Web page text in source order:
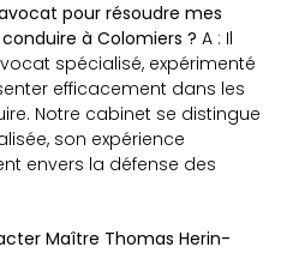
pour résoudre mes
à Colomiers ? A : Il
spécialisé, expérimenté
efficacement dans les
Notre cabinet se distingue
son expérience
envers la défense des
Maître Thomas Herin-